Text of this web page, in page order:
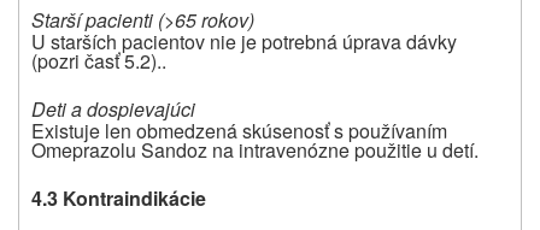
Starší pacienti (>65 rokov)
U starších pacientov nie je potrebná úprava dávky
(pozri časť 5.2)..
Deti a dospievajúci
Existuje len obmedzená skúsenosť s používaním
Omeprazolu Sandoz na intravenózne použitie u detí.
4.3 Kontraindikácie